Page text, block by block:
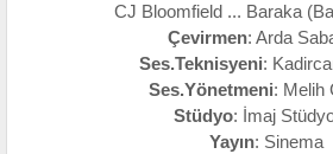
CJ Bloomfield ... Baraka
Çevirmen: Arda
Ses.Teknisyeni:
Ses.Yönetmeni: Melih
Stüdyo: İmaj
Yayın: Sinema